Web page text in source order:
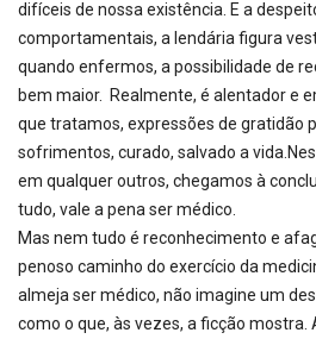
difíceis de nossa existência. E a
comportamentais, a lendária figura
quando enfermos, a possibilidade de
bem maior. Realmente, é alentador e
que tratamos, expressões de gratidão
sofrimentos, curado, salvado a
em qualquer outros, chegamos à
tudo, vale a pena ser médico.
Mas nem tudo é reconhecimento e
penoso caminho do exercício da
almeja ser médico, não imagine um
como o que, às vezes, a ficção